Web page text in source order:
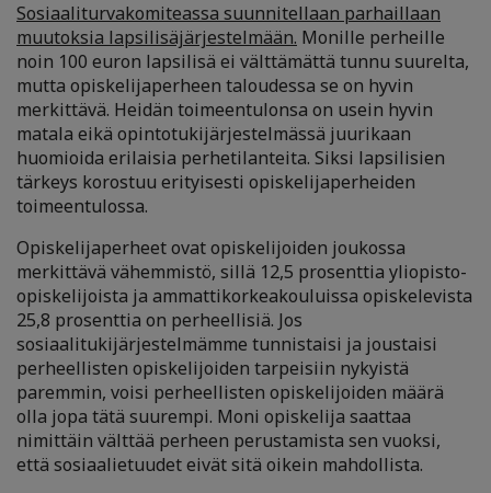
Sosiaaliturvakomiteassa suunnitellaan parhaillaan
muutoksia lapsilisäjärjestelmään. Monille perheille
noin 100 euron lapsilisä ei välttämättä tunnu suurelta,
mutta opiskelijaperheen taloudessa se on hyvin
merkittävä. Heidän toimeentulonsa on usein hyvin
matala eikä opintotukijärjestelmässä juurikaan
huomioida erilaisia perhetilanteita. Siksi lapsilisien
tärkeys korostuu erityisesti opiskelijaperheiden
toimeentulossa.
Opiskelijaperheet ovat opiskelijoiden joukossa
merkittävä vähemmistö, sillä 12,5 prosenttia yliopisto-
opiskelijoista ja ammattikorkeakouluissa opiskelevista
25,8 prosenttia on perheellisiä. Jos
sosiaalitukijärjestelmämme tunnistaisi ja joustaisi
perheellisten opiskelijoiden tarpeisiin nykyistä
paremmin, voisi perheellisten opiskelijoiden määrä
olla jopa tätä suurempi. Moni opiskelija saattaa
nimittäin välttää perheen perustamista sen vuoksi,
että sosiaalietuudet eivät sitä oikein mahdollista.